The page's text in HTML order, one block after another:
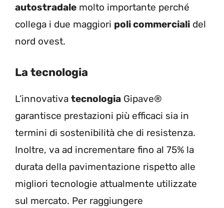
autostradale molto importante perché
collega i due maggiori poli commerciali del
nord ovest.
La tecnologia
L’innovativa tecnologia Gipave®
garantisce prestazioni più efficaci sia in
termini di sostenibilità che di resistenza.
Inoltre, va ad incrementare fino al 75% la
durata della pavimentazione rispetto alle
migliori tecnologie attualmente utilizzate
sul mercato. Per raggiungere